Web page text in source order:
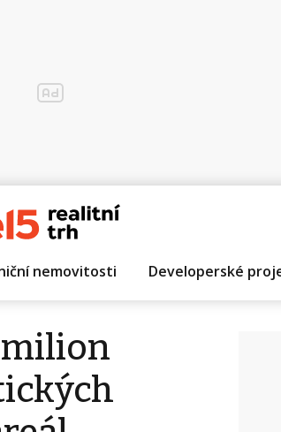
nemovitosti Developerské
milion